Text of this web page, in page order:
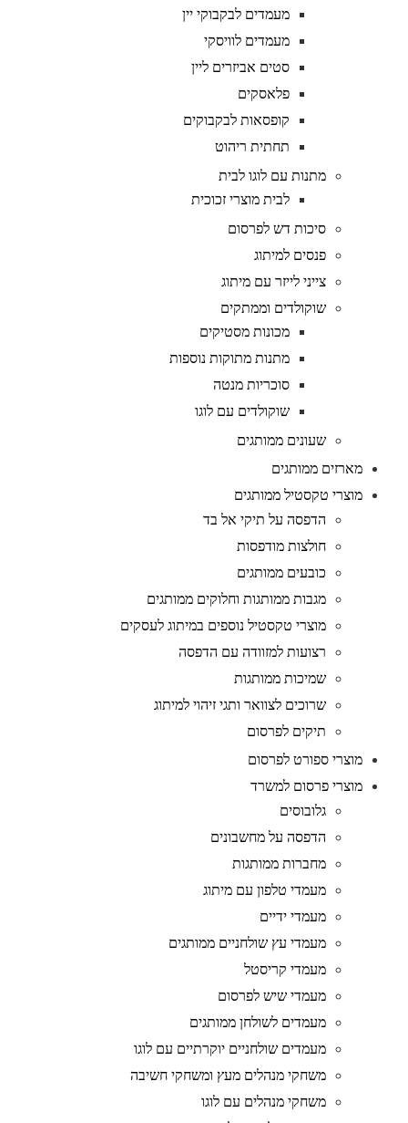
מעמדים לבקבוקי יין
מעמדים לוויסקי
סטים אביזרים ליין
פלאסקים
קופסאות לבקבוקים
תחתית ריהוט
מתנות עם לוגו לבית
לבית מוצרי זכוכית
סיכות דש לפרסום
פנסים למיתוג
צייני לייזר עם מיתוג
שוקולדים וממתקים
מכונות מסטיקים
מתנות מתוקות נוספות
סוכריות מנטה
שוקולדים עם לוגו
שעונים ממותגים
מארזים ממותגים
מוצרי טקסטיל ממותגים
הדפסה על תיקי אל בד
חולצות מודפסות
כובעים ממותגים
מגבות ממותגות וחלוקים ממותגים
מוצרי טקסטיל נוספים במיתוג לעסקים
רצועות למזוודה עם הדפסה
שמיכות ממותגות
שרוכים לצוואר ותגי זיהוי למיתוג
תיקים לפרסום
מוצרי ספורט לפרסום
מוצרי פרסום למשרד
גלובוסים
הדפסה על מחשבונים
מחברות ממותגות
מעמדי טלפון עם מיתוג
מעמדי ידיים
מעמדי עץ שולחניים ממותגים
מעמדי קריסטל
מעמדי שיש לפרסום
מעמדים לשולחן ממותגים
מעמדים שולחניים יוקרתיים עם לוגו
משחקי מנהלים מעץ ומשחקי חשיבה
משחקי מנהלים עם לוגו